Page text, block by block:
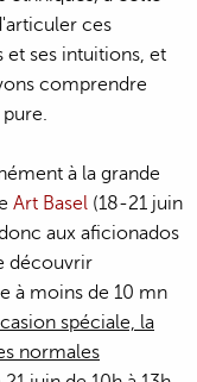
ces
et ses intuitions, et
comprendre
à la grande
Art Basel (18-21 juin
aux aficionados
découvrir
à moins de 10 mn
spéciale, la
normales